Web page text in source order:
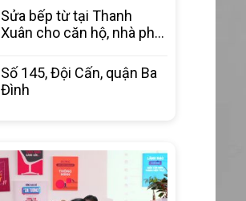
Sửa bếp từ tại Thanh
Xuân cho căn hộ, nhà phố
Số 145, Đội Cấn, quận Ba
Đình